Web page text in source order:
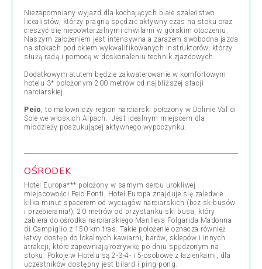
Niezapomniany wyjazd dla kochających białe szaleństwo
licealistów, którzy pragną spędzić aktywny czas na stoku oraz
cieszyć się niepowtarzalnymi chwilami w górskim otoczeniu.
Naszym założeniem jest intensywna a zarazem swobodna jazda
na stokach pod okiem wykwalifikowanych instruktorów, którzy
służą radą i pomocą w doskonaleniu technik zjazdowych.
Dodatkowym atutem będzie zakwaterowanie w komfortowym
hotelu 3* położonym 200 metrów od najbliższej stacji
narciarskiej.
Peio, to malowniczy region narciarski położony w Dolinie Val di
Sole we włoskich Alpach. Jest idealnym miejscem dla
młodzieży poszukującej aktywnego wypoczynku.
OŚRODEK
Hotel Europa*** położony w samym sercu urokliwej
miejscowości Peio Fonti, Hotel Europa znajduje się zaledwie
kilka minut spacerem od wyciągów narciarskich (bez skibusów
i przebierania!), 20 metrów od przystanku ski busa, który
zabiera do ośrodka narciarskiego Marilleva Folgarida Madonna
di Campiglio z 150 km tras. Takie położenie oznacza również
łatwy dostęp do lokalnych kawiarni, barów, sklepów i innych
atrakcji, które zapewniają rozrywkę po dniu spędzonym na
stoku. Pokoje w Hotelu są 2-3-4- i 5-osobowe z łazienkami, dla
uczestników dostępny jest bilard i ping-pong.